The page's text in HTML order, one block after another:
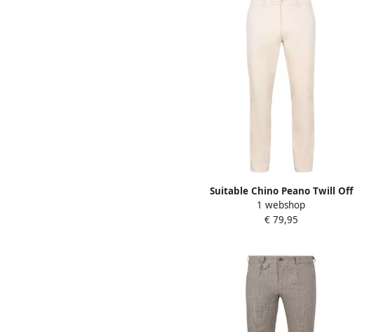
Suitable Chino Peano Twill Off
White
1 webshop
€ 79,95